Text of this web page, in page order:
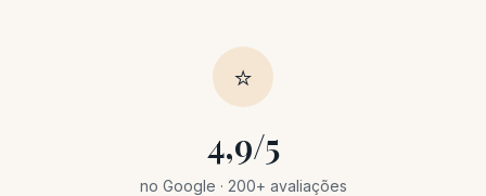
⭐
4,9/5
no Google · 200+ avaliações